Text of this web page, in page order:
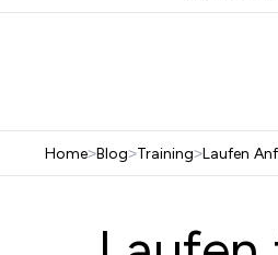
Home>Blog>Training>Laufen